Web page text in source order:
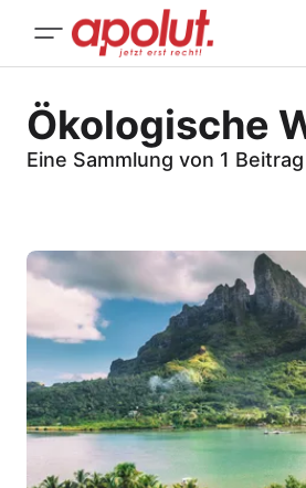
Ökologische
Eine Sammlung von 1 Beitrag